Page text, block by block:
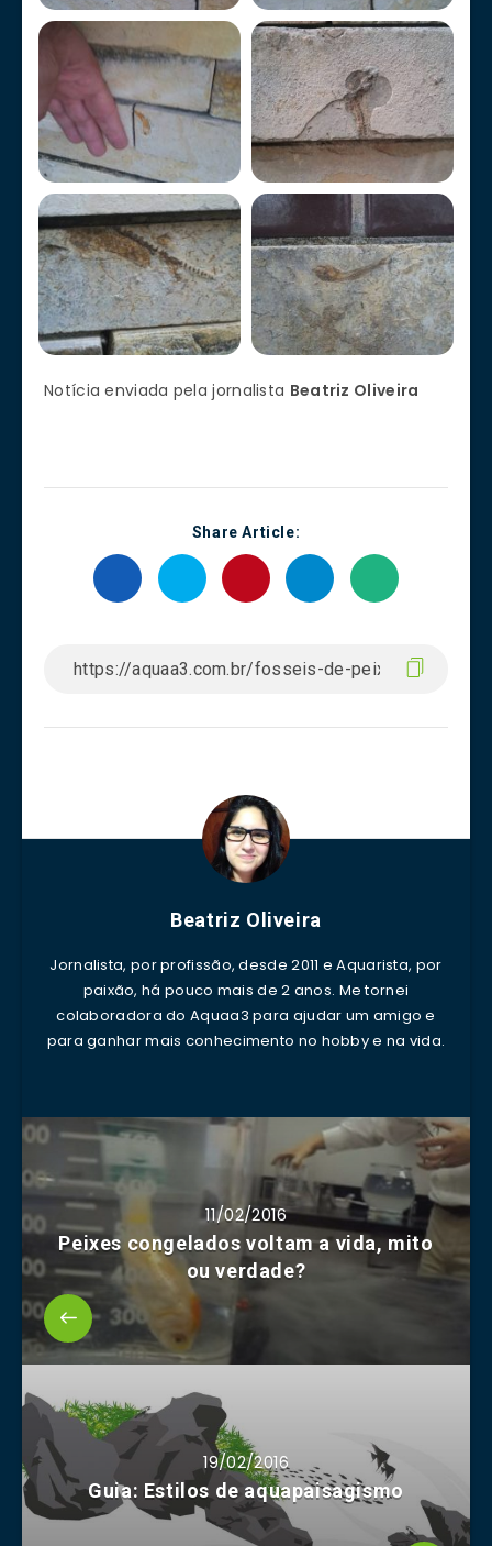
Notícia enviada pela jornalista Beatriz Oliveira
Share Article:
Beatriz Oliveira
Jornalista, por profissão, desde 2011 e Aquarista, por
paixão, há pouco mais de 2 anos. Me tornei
colaboradora do Aquaa3 para ajudar um amigo e
para ganhar mais conhecimento no hobby e na vida.
11/02/2016
Peixes congelados voltam a vida, mito
ou verdade?
19/02/2016
Guia: Estilos de aquapaisagismo